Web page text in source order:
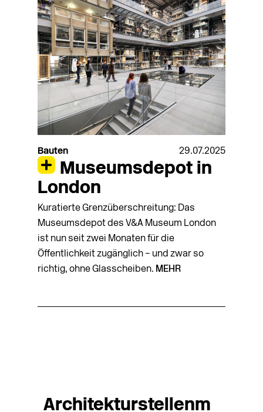
Bauten 29.07.2025
Museumsdepot in
London
Kuratierte Grenzüberschreitung: Das
Museumsdepot des V&A Museum London
ist nun seit zwei Monaten für die
Öffentlichkeit zugänglich – und zwar so
richtig, ohne Glasscheiben. MEHR
Architekturstellenm